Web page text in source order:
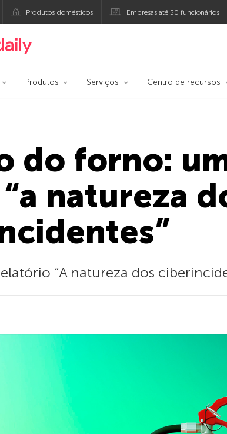
Produtos domésticos Empresas até 50 funcionários
oficial da Kaspersky
Produtos Serviços Centro de recursos
do forno:
natureza
“A natureza dos